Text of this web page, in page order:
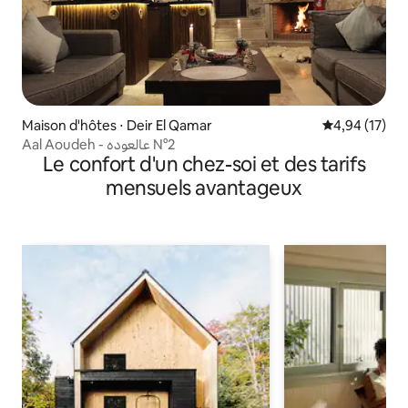
Maison d'hôtes ⋅ Deir El Qamar Évaluation
4,94 (17)
Aal Aoudeh - عالعوده N°2
Le confort d'un chez-soi et des tarifs
mensuels avantageux